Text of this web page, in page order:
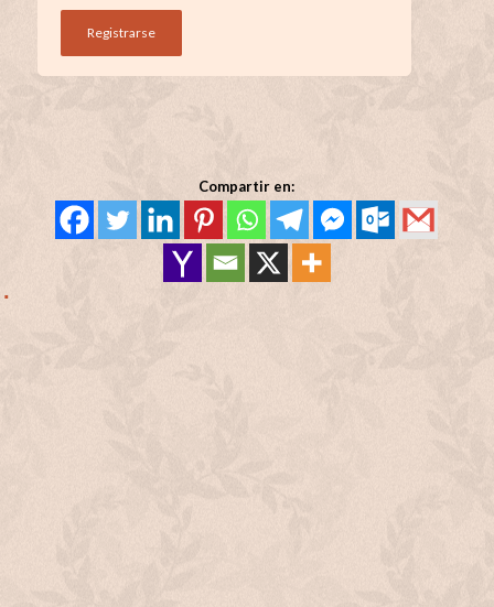
Registrarse
Compartir en: